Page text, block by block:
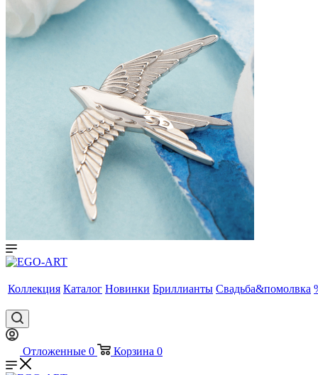
Коллекция Каталог Новинки Бриллианты Свадьба&помолвка
Отложенные 0 Корзина 0